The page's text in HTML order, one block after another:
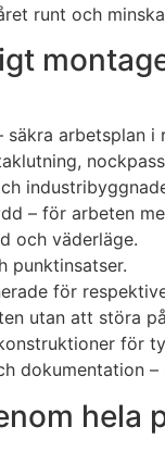
runt och
säkra arbetsplan
– för arbeten
och väderläge.
punktinsatser.
för
utan att störa
för
dokumentation
hela